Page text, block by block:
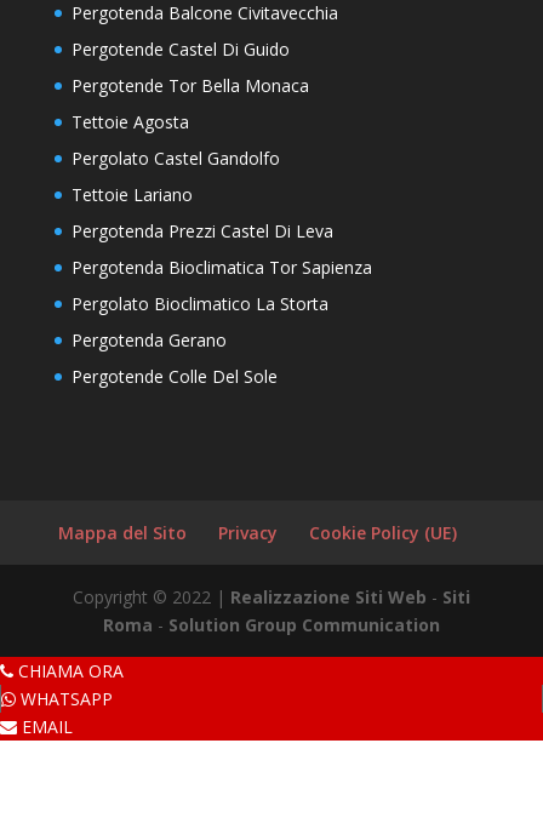
Pergotenda Balcone Civitavecchia
Pergotende Castel Di Guido
Pergotende Tor Bella Monaca
Tettoie Agosta
Pergolato Castel Gandolfo
Tettoie Lariano
Pergotenda Prezzi Castel Di Leva
Pergotenda Bioclimatica Tor Sapienza
Pergolato Bioclimatico La Storta
Pergotenda Gerano
Pergotende Colle Del Sole
Mappa del Sito Privacy Cookie Policy (UE)
Copyright © 2022 | Realizzazione Siti Web - Siti
Roma - Solution Group Communication
CHIAMA ORA
WHATSAPP
EMAIL